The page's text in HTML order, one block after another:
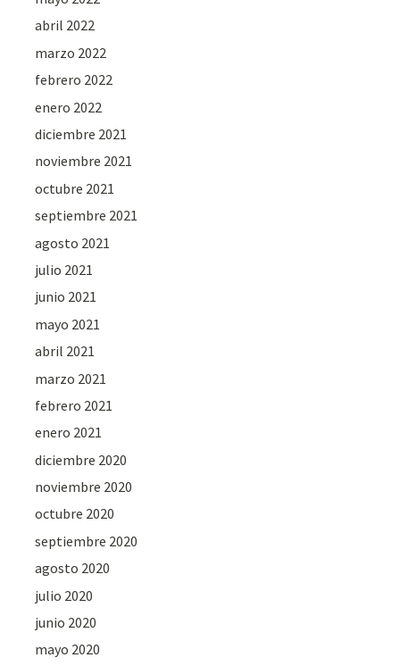
abril 2022
marzo 2022
febrero 2022
enero 2022
diciembre 2021
noviembre 2021
octubre 2021
septiembre 2021
agosto 2021
julio 2021
junio 2021
mayo 2021
abril 2021
marzo 2021
febrero 2021
enero 2021
diciembre 2020
noviembre 2020
octubre 2020
septiembre 2020
agosto 2020
julio 2020
junio 2020
mayo 2020